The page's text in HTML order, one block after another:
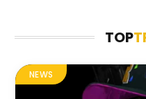
TOP
NEWS